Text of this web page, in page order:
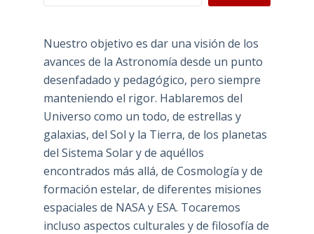
Nuestro objetivo es dar una visión de los
avances de la Astronomía desde un punto
desenfadado y pedagógico, pero siempre
manteniendo el rigor. Hablaremos del
Universo como un todo, de estrellas y
galaxias, del Sol y la Tierra, de los planetas
del Sistema Solar y de aquéllos
encontrados más allá, de Cosmología y de
formación estelar, de diferentes misiones
espaciales de NASA y ESA. Tocaremos
incluso aspectos culturales y de filosofía de